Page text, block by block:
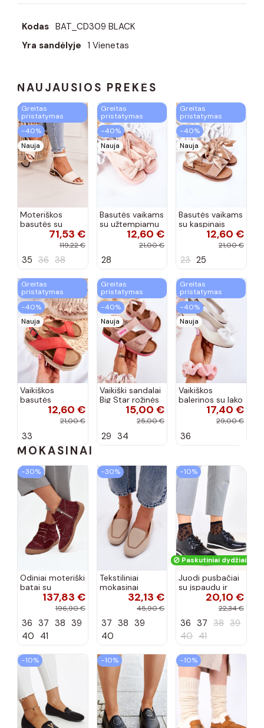
Kodas BAT_CD309 BLACK
Yra sandėlyje 1 Vienetas
NAUJAUSIOS PREKĖS
Greitas
pristatymas
−40%
Nauja
Moteriškos
basutės su
aukso spalvos
kulniukais Laura
spalvos
71,53 €
119,22 €
35 36 38
Greitas
pristatymas
−40%
Nauja
Basutės vaikams
su užtempiamu
užsegimu
rožinės spalvos
12,60 €
21,00 €
28
Greitas
pristatymas
−40%
Nauja
Basutės vaikams
su kaspinais
aukso spalvos
12,60 €
21,00 €
23 25
Greitas
pristatymas
−40%
Nauja
Vaikiškos
basutės
koralinės12,60 €
21,00 €
33
Greitas
pristatymas
−40%
Nauja
Vaikiški sandalai
Big Star rožinės
spalvos15,00 €
25,00 €
29 34
Greitas
pristatymas
−40%
Nauja
Vaikiškos
balerinos su lako
efektu ir
kaspinais baltos
17,40 €
29,00 €
36
MOKASINAI
−30%
Odiniai moteriški
batai su
siūlėmis, pilies
tipo, Artiker
spalvos
137,83 €
196,90 €
36 37 38 39
40 41
−30%
Tekstiliniai
mokasinai
smėlio spalvos
32,13 €
45,90 €
37 38 39
40
−10%
Paskutiniai dydžiai!
Juodi pusbačiai
su įspaudu ir
kvadratiniu
priekiu Kerawa
20,10 €
22,34 €
36 37 38 39
40 41
−10% −10% −10%